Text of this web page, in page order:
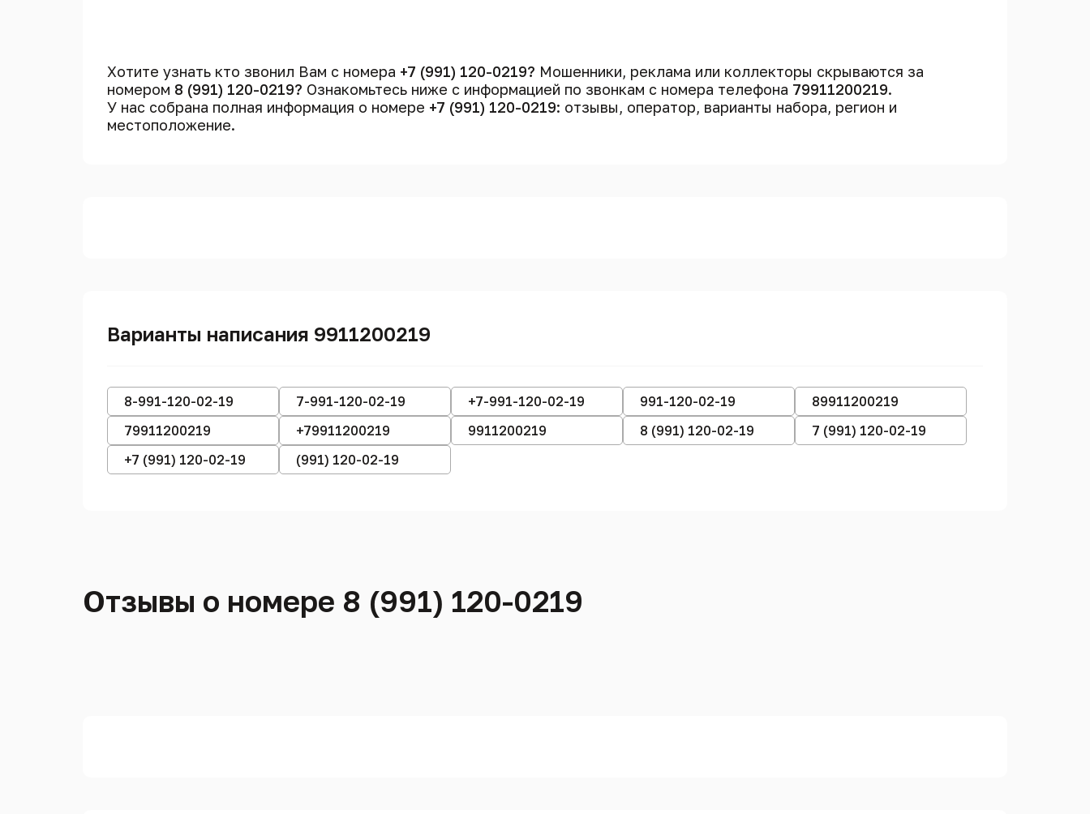
Хотите узнать кто звонил Вам с номера +7 (991) 120-0219? Мошенники, реклама или коллекторы скрываются за
номером 8 (991) 120-0219? Ознакомьтесь ниже с информацией по звонкам с номера телефона 79911200219.
У нас собрана полная информация о номере +7 (991) 120-0219: отзывы, оператор, варианты набора, регион и
местоположение.
Варианты написания 9911200219
8-991-120-02-19 7-991-120-02-19 +7-991-120-02-19 991-120-02-19
89911200219
79911200219
+79911200219 9911200219 8 (991) 120-02-19
7 (991) 120-02-19
+7 (991) 120-02-19
(991) 120-02-19
Отзывы о номере 8 (991) 120-0219